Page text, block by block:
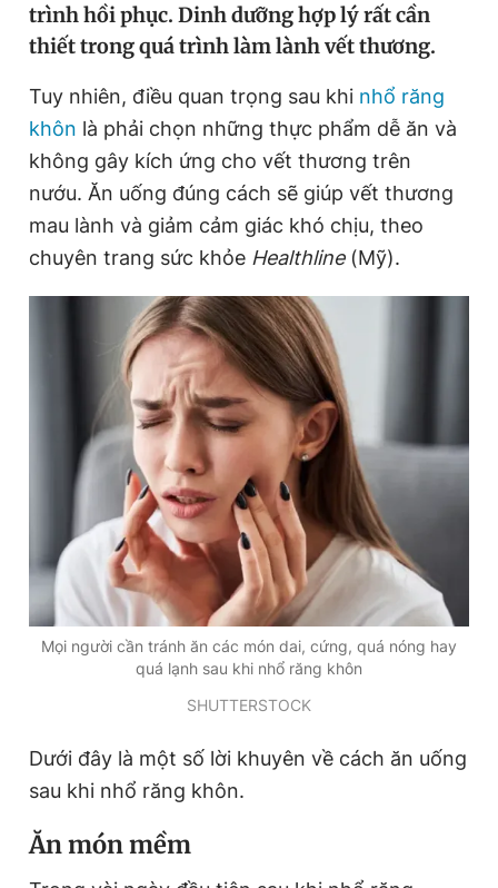
Video Magazine
Sản phẩm khác
Tiện ích Bạn cần biết
Thông tin tòa soạn Liên hệ quảng cáo
Đọc Thanh Niên trên điện thoại
Theo dõi báo trên
Hotline
0906 645 777
Liên hệ quảng cáo
0908 780 404
Đặt báo Quảng cáo RSS Tòa soạn Chính sách bảo
Tổng biên tập: Nguyễn Ngọc Toàn
Phó tổng biên tập: Trần Việt Hưng
Tổng thư ký tòa soạn: Đức Trung
© 2003-2026 Bản quyền thuộc về Báo Thanh Niên. Cấm sao
chép dưới mọi hình thức nếu không có sự chấp thuận bằng văn
bản. Phát triển bởi ePi Technologies, JSC.
trình hồi phục. Dinh dưỡng hợp lý rất cần
thiết trong quá trình làm lành vết thương.
Tuy nhiên, điều quan trọng sau khi nhổ răng
khôn là phải chọn những thực phẩm dễ ăn và
không gây kích ứng cho vết thương trên
nướu. Ăn uống đúng cách sẽ giúp vết thương
mau lành và giảm cảm giác khó chịu, theo
chuyên trang sức khỏe Healthline(Mỹ).
Mọi người cần tránh ăn các món dai, cứng, quá nóng hay
quá lạnh sau khi nhổ răng khôn
SHUTTERSTOCK
Dưới đây là một số lời khuyên về cách ăn uống
sau khi nhổ răng khôn.
Ăn món mềm